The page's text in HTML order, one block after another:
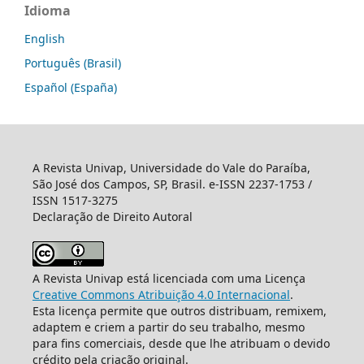
Idioma
English
Português (Brasil)
Español (España)
A Revista Univap, Universidade do Vale do Paraíba,
São José dos Campos, SP, Brasil. e-ISSN 2237-1753 /
ISSN 1517-3275
Declaração de Direito Autoral
A Revista Univap está licenciada com uma Licença
Creative Commons Atribuição 4.0 Internacional.
Esta licença permite que outros distribuam, remixem,
adaptem e criem a partir do seu trabalho, mesmo
para fins comerciais, desde que lhe atribuam o devido
crédito pela criação original.